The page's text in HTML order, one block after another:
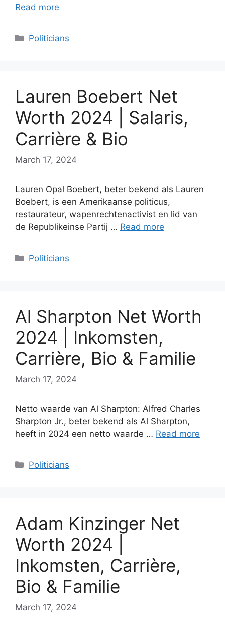
Read more
Categories
Politicians
Lauren Boebert Net
Worth 2024 | Salaris,
Carrière & Bio
March 17, 2024
Lauren Opal Boebert, beter bekend als Lauren
Boebert, is een Amerikaanse politicus,
restaurateur, wapenrechtenactivist en lid van
de Republikeinse Partij … Read more
Categories
Politicians
Al Sharpton Net Worth
2024 | Inkomsten,
Carrière, Bio & Familie
March 17, 2024
Netto waarde van Al Sharpton: Alfred Charles
Sharpton Jr., beter bekend als Al Sharpton,
heeft in 2024 een netto waarde … Read more
Categories
Politicians
Adam Kinzinger Net
Worth 2024 |
Inkomsten, Carrière,
Bio & Familie
March 17, 2024